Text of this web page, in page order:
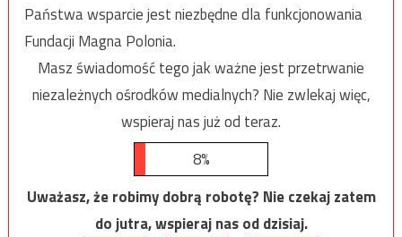
Państwa wsparcie jest niezbędne dla funkcjonowania
Fundacji Magna Polonia.
Masz świadomość tego jak ważne jest przetrwanie
niezależnych ośrodków medialnych? Nie zwlekaj więc,
wspieraj nas już od teraz.
8%
Uważasz, że robimy dobrą robotę? Nie czekaj zatem
do jutra, wspieraj nas od dzisiaj.